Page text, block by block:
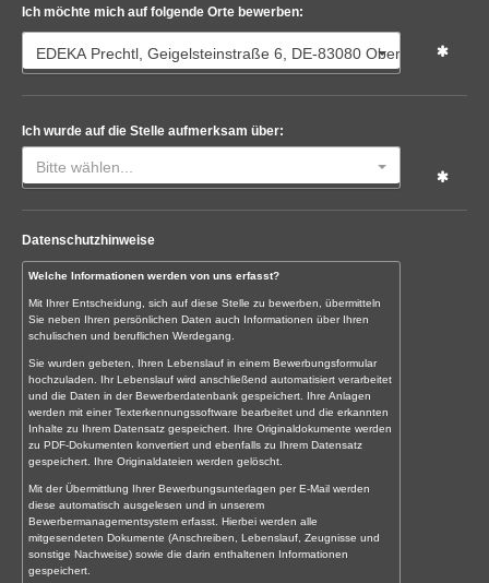
Ich möchte mich auf folgende Orte bewerben:
EDEKA Prechtl, Geigelsteinstraße 6, DE-83080 Oberaudorf
Ich wurde auf die Stelle aufmerksam über:
Bitte wählen...
Datenschutzhinweise
Welche Informationen werden von uns erfasst?
Mit Ihrer Entscheidung, sich auf diese Stelle zu bewerben, übermitteln
Sie neben Ihren persönlichen Daten auch Informationen über Ihren
schulischen und beruflichen Werdegang.
Sie wurden gebeten, Ihren Lebenslauf in einem Bewerbungsformular
hochzuladen. Ihr Lebenslauf wird anschließend automatisiert verarbeitet
und die Daten in der Bewerberdatenbank gespeichert. Ihre Anlagen
werden mit einer Texterkennungssoftware bearbeitet und die erkannten
Inhalte zu Ihrem Datensatz gespeichert. Ihre Originaldokumente werden
zu PDF-Dokumenten konvertiert und ebenfalls zu Ihrem Datensatz
gespeichert. Ihre Originaldateien werden gelöscht.
Mit der Übermittlung Ihrer Bewerbungsunterlagen per E-Mail werden
diese automatisch ausgelesen und in unserem
Bewerbermanagementsystem erfasst. Hierbei werden alle
mitgesendeten Dokumente (Anschreiben, Lebenslauf, Zeugnisse und
sonstige Nachweise) sowie die darin enthaltenen Informationen
gespeichert.